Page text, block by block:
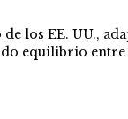
los EE. UU.,
equilibrio